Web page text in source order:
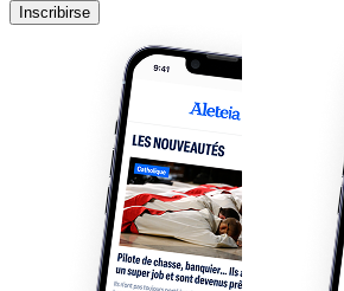
Inscribirse